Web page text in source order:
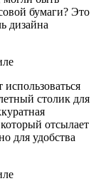
бумаги? Это
дизайна
столик для
отсылает
для удобства